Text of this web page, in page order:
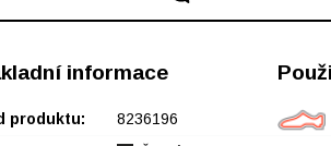
informace
produktu: 8236196